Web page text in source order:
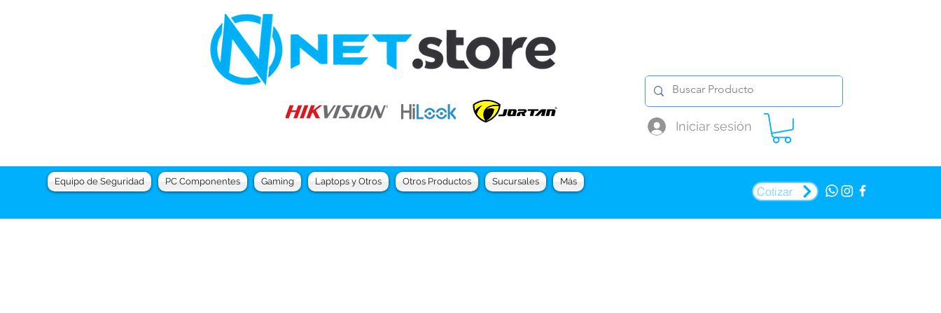
Iniciar sesión
Equipo de Seguridad PC Componentes Gaming Laptops y Otros Otros Productos Sucursales Más
Cotizar